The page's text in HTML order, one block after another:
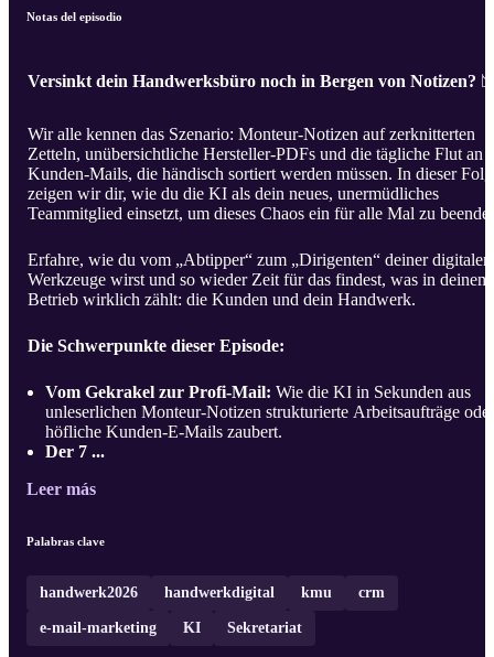
Notas del episodio
Versinkt dein Handwerksbüro noch in Bergen von Notizen?
Wir alle kennen das Szenario: Monteur-Notizen auf zerknitterten
Zetteln, unübersichtliche Hersteller-PDFs und die tägliche Flut an
Kunden-Mails, die händisch sortiert werden müssen. In dieser
zeigen wir dir, wie du die KI als dein neues, unermüdliches
Teammitglied einsetzt, um dieses Chaos ein für alle Mal zu
Erfahre, wie du vom „Abtipper“ zum „Dirigenten“ deiner digitalen
Werkzeuge wirst und so wieder Zeit für das findest, was in deinem
Betrieb wirklich zählt: die Kunden und dein Handwerk.
Die Schwerpunkte dieser Episode:
Vom Gekrakel zur Profi-Mail: Wie die KI in Sekunden aus
unleserlichen Monteur-Notizen strukturierte Arbeitsaufträge oder
höfliche Kunden-E-Mails zaubert.
Der 7 ...
Leer más
Palabras clave
handwerk2026 handwerkdigital kmu crm
e-mail-marketing KI Sekretariat